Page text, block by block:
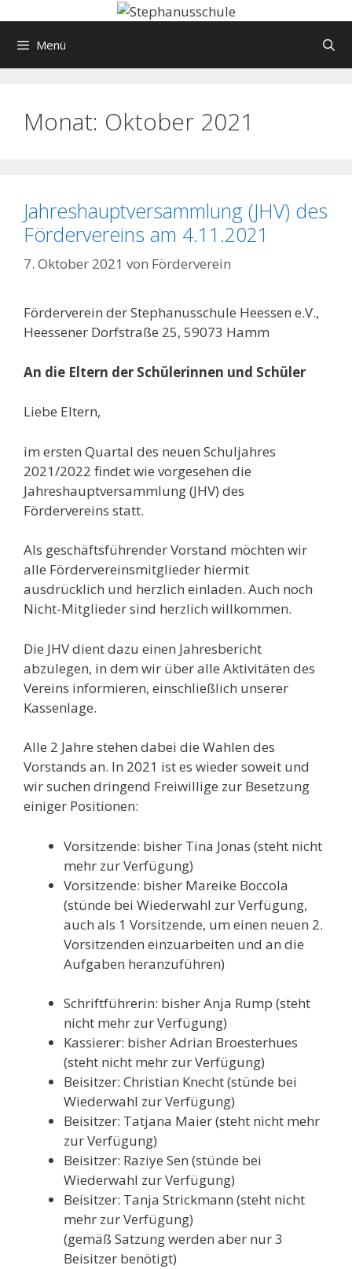
Inhalt Menü
Monat: Oktober 2021
Jahreshauptversammlung (JHV) des
Fördervereins am 4.11.2021
7. Oktober 2021 von Förderverein
Förderverein der Stephanusschule Heessen e.V.,
Heessener Dorfstraße 25, 59073 Hamm
An die Eltern der Schülerinnen und Schüler
Liebe Eltern,
im ersten Quartal des neuen Schuljahres
2021/2022 findet wie vorgesehen die
Jahreshauptversammlung (JHV) des
Fördervereins statt.
Als geschäftsführender Vorstand möchten wir
alle Fördervereinsmitglieder hiermit
ausdrücklich und herzlich einladen. Auch noch
Nicht-Mitglieder sind herzlich willkommen.
Die JHV dient dazu einen Jahresbericht
abzulegen, in dem wir über alle Aktivitäten des
Vereins informieren, einschließlich unserer
Kassenlage.
Alle 2 Jahre stehen dabei die Wahlen des
Vorstands an. In 2021 ist es wieder soweit und
wir suchen dringend Freiwillige zur Besetzung
einiger Positionen:
Vorsitzende: bisher Tina Jonas (steht nicht
mehr zur Verfügung)
Vorsitzende: bisher Mareike Boccola
(stünde bei Wiederwahl zur Verfügung,
auch als 1 Vorsitzende, um einen neuen 2.
Vorsitzenden einzuarbeiten und an die
Aufgaben heranzuführen)
Schriftführerin: bisher Anja Rump (steht
nicht mehr zur Verfügung)
Kassierer: bisher Adrian Broesterhues
(steht nicht mehr zur Verfügung)
Beisitzer: Christian Knecht (stünde bei
Wiederwahl zur Verfügung)
Beisitzer: Tatjana Maier (steht nicht mehr
zur Verfügung)
Beisitzer: Raziye Sen (stünde bei
Wiederwahl zur Verfügung)
Beisitzer: Tanja Strickmann (steht nicht
mehr zur Verfügung)
(gemäß Satzung werden aber nur 3
Beisitzer benötigt)